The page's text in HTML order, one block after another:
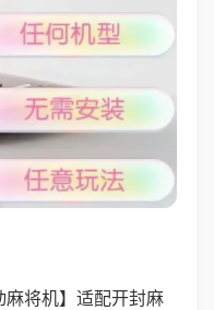
麻将机】适配开封麻